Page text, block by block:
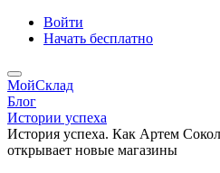
Войти
Начать бесплатно
МойСклад
Блог
Истории успеха
История успеха. Как Артем
открывает новые магазины